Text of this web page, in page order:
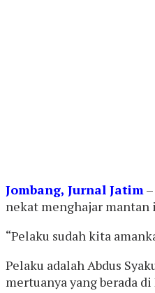
Jombang, Jurnal Jatim
nekat menghajar mantan
“Pelaku sudah kita
Pelaku adalah Abdus
mertuanya yang berada